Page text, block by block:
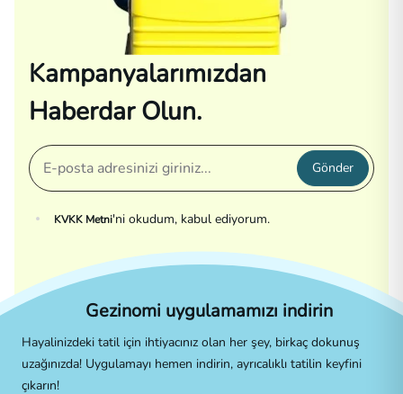
Kampanyalarımızdan
Haberdar Olun.
Gönder
KVKK Metni'ni okudum, kabul ediyorum.
Gezinomi uygulamamızı indirin
Hayalinizdeki tatil için ihtiyacınız olan her şey, birkaç dokunuş
uzağınızda! Uygulamayı hemen indirin, ayrıcalıklı tatilin keyfini
çıkarın!